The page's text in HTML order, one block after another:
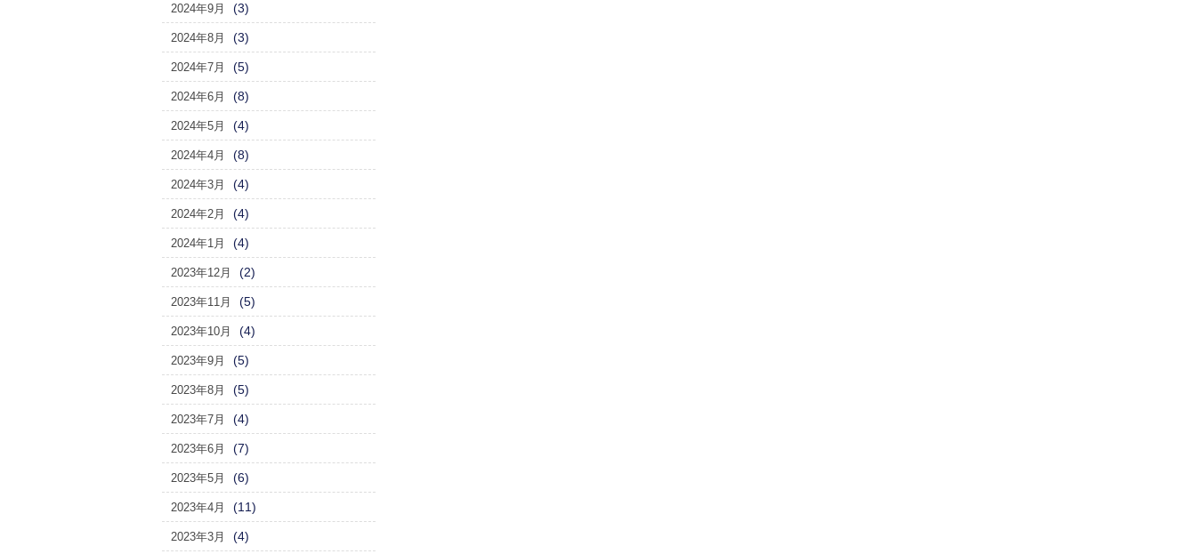
2024年9月 (3)
2024年8月 (3)
2024年7月 (5)
2024年6月 (8)
2024年5月 (4)
2024年4月 (8)
2024年3月 (4)
2024年2月 (4)
2024年1月 (4)
2023年12月 (2)
2023年11月 (5)
2023年10月 (4)
2023年9月 (5)
2023年8月 (5)
2023年7月 (4)
2023年6月 (7)
2023年5月 (6)
2023年4月 (11)
2023年3月 (4)